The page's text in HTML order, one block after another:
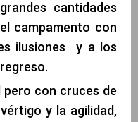
cantidades
campamento con
ilusiones y a los
pero con cruces de
y la agilidad,